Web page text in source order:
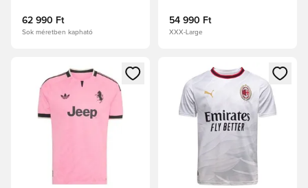
62 990 Ft
Sok méretben kapható
54 990 Ft
XXX-Large
Megnyit egy modált a bejelentkezéshez vagy a tagként
Megnyit egy modált a